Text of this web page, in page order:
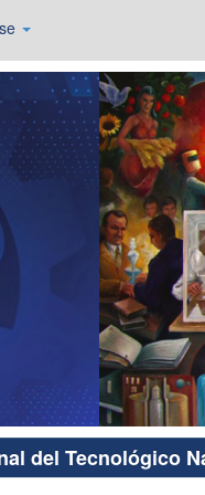
del Tecnológico